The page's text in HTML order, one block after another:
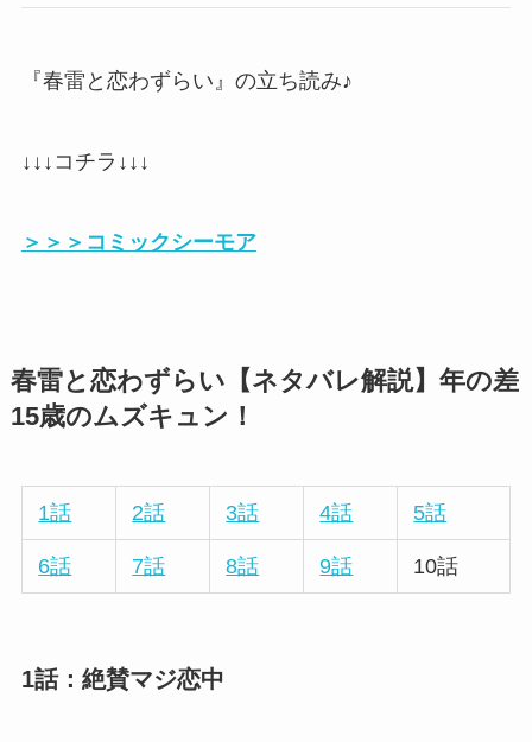
『春雷と恋わずらい』の立ち読み♪
↓↓↓コチラ↓↓↓
＞＞＞コミックシーモア
春雷と恋わずらい【ネタバレ解説】年の差
15歳のムズキュン！
1話 2話 3話 4話 5話
6話 7話 8話 9話 10話
1話：絶賛マジ恋中